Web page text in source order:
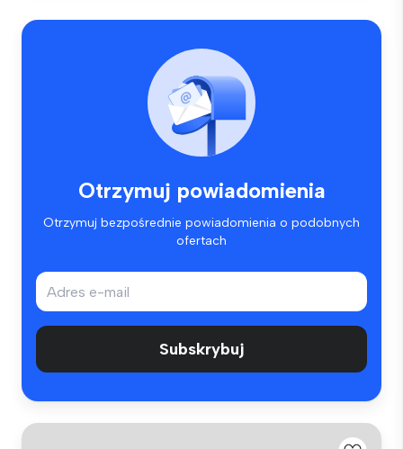
Otrzymuj powiadomienia
Otrzymuj bezpośrednie powiadomienia o podobnych
ofertach
Subskrybuj